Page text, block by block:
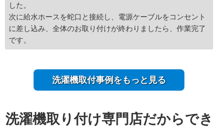
した。
次に給水ホースを蛇口と接続し、電源ケーブルをコンセント
に差し込み、全体のお取り付けが終わりましたら、作業完了
です。
洗濯機取付事例をもっと見る
洗濯機取り付け専門店だからでき